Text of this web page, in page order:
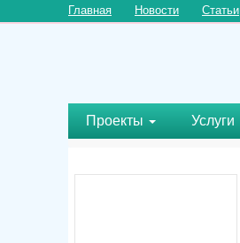
Главная Новости Статьи
Проекты Услуги